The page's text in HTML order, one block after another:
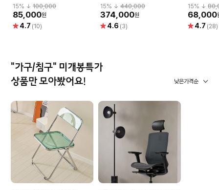
15% ↓ 100,000
85,000원
별 4.7 (10)
15% ↓440,000
374,000원
별 4.6 (3)
15% ↓
68,000
별 4.7 (28)
"가구/침구" 미개봉특가
상품만 모아봤어요!
낮은가격순